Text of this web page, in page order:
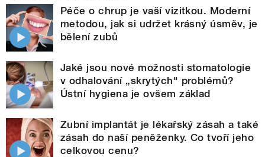
Péče o chrup je vaší vizitkou. Moderní
metodou, jak si udržet krásný úsměv, je
bělení zubů
Jaké jsou nové možnosti stomatologie
v odhalování „skrytých" problémů?
Ústní hygiena je ovšem základ
Zubní implantát je lékařský zásah a také
zásah do naší peněženky. Co tvoří jeho
celkovou cenu?